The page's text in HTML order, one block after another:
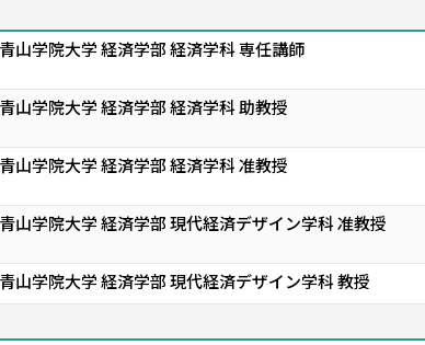
青山学院大学 経済学部 経済学科 専任講師
青山学院大学 経済学部 経済学科 助教授
青山学院大学 経済学部 経済学科 准教授
青山学院大学 経済学部 現代経済デザイン学科 准教授
青山学院大学 経済学部 現代経済デザイン学科 教授